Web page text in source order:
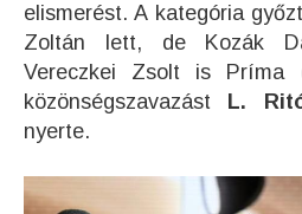
elismerést.A kategória
Zoltán lett, de Kozák
Vereczkei Zsolt is
közönségszavazást
L.
nyerte.